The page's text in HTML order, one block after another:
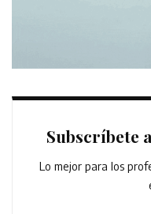
Subscríbete
Lo mejor para los